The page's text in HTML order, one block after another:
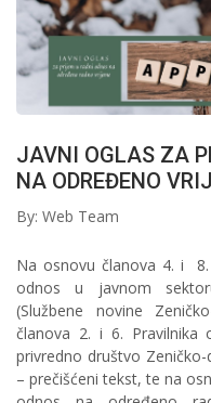
JAVNI OGLAS ZA
NA ODREĐENO
By: Web Team
Na osnovu članova 4. i
odnos u javnom
(Službene novine
članova 2. i 6. Pravilnika
privredno društvo
– prečišćeni tekst, te na